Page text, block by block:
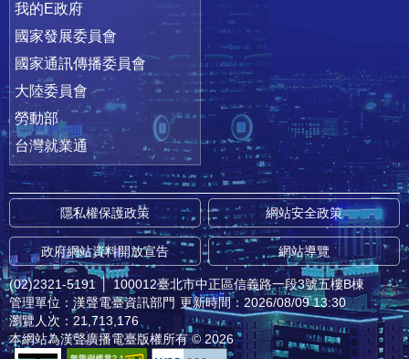
我的E政府
國家發展委員會
國家通訊傳播委員會
大陸委員會
勞動部
台灣就業通
隱私權保護政策 網站安全政策
政府網站資料開放宣告 網站導覽
(02)2321-5191 │ 100012臺北市中正區信義路一段3號五樓B棟
管理單位：漢聲電臺資訊部門 更新時間：2026/08/09 13:30
瀏覽人次：21,713,176
本網站為漢聲廣播電臺版權所有 © 2026